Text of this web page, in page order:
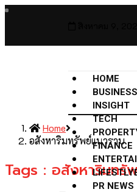
HOME
BUSINESS
INSIGHT
TECH
FINANCE
PR NEWS
Home
อสังหาริมทรัพย์แนวราบ
Tags : อสังหาริมทรั